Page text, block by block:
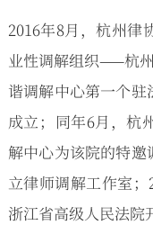
2016年8月，杭州律
业性调解组织——杭
谐调解中心第一个
成立；同年6月，杭
解中心为该院的特
立律师调解工作室
浙江省高级人民法